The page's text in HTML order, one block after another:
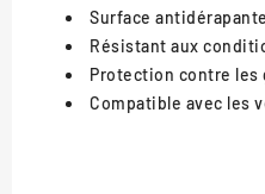
Surface
Résistant aux
Protection contre les
Compatible avec les